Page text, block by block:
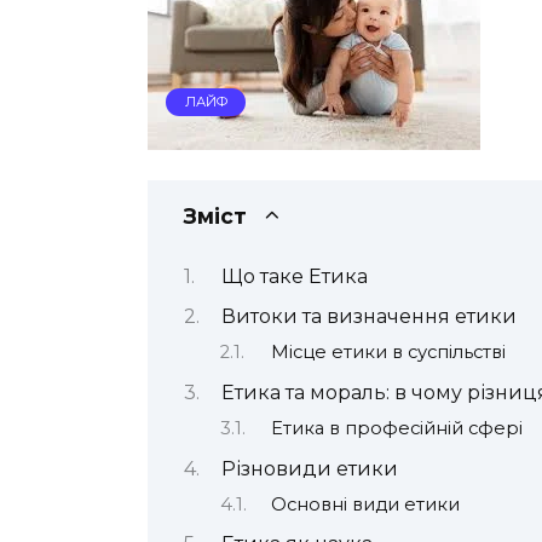
ЛАЙФ
Зміст
Що таке Етика
Витоки та визначення етики
Місце етики в суспільстві
Етика та мораль: в чому
Етика в професійній сфері
Різновиди етики
Основні види етики